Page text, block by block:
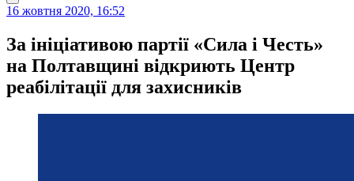
16 жовтня 2020, 16:52
За ініціативою партії «Сила і Честь»
на Полтавщині відкриють Центр
реабілітації для захисників